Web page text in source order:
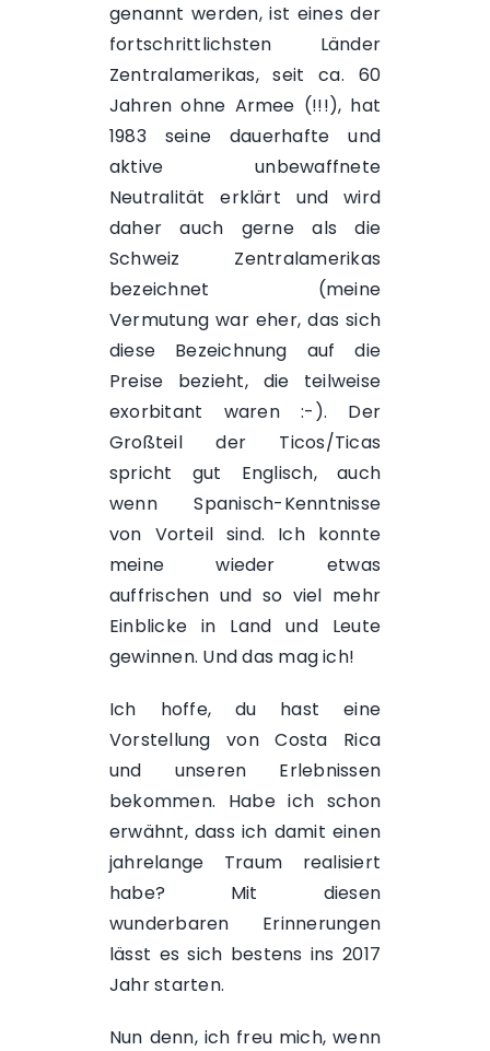
genannt werden, ist eines der
fortschrittlichsten Länder
Zentralamerikas, seit ca. 60
Jahren ohne Armee (!!!), hat
1983 seine dauerhafte und
aktive unbewaffnete
Neutralität erklärt und wird
daher auch gerne als die
Schweiz Zentralamerikas
bezeichnet (meine
Vermutung war eher, das sich
diese Bezeichnung auf die
Preise bezieht, die teilweise
exorbitant waren :-). Der
Großteil der Ticos/Ticas
spricht gut Englisch, auch
wenn Spanisch-Kenntnisse
von Vorteil sind. Ich konnte
meine wieder etwas
auffrischen und so viel mehr
Einblicke in Land und Leute
gewinnen. Und das mag ich!
Ich hoffe, du hast eine
Vorstellung von Costa Rica
und unseren Erlebnissen
bekommen. Habe ich schon
erwähnt, dass ich damit einen
jahrelange Traum realisiert
habe? Mit diesen
wunderbaren Erinnerungen
lässt es sich bestens ins 2017
Jahr starten.
Nun denn, ich freu mich, wenn